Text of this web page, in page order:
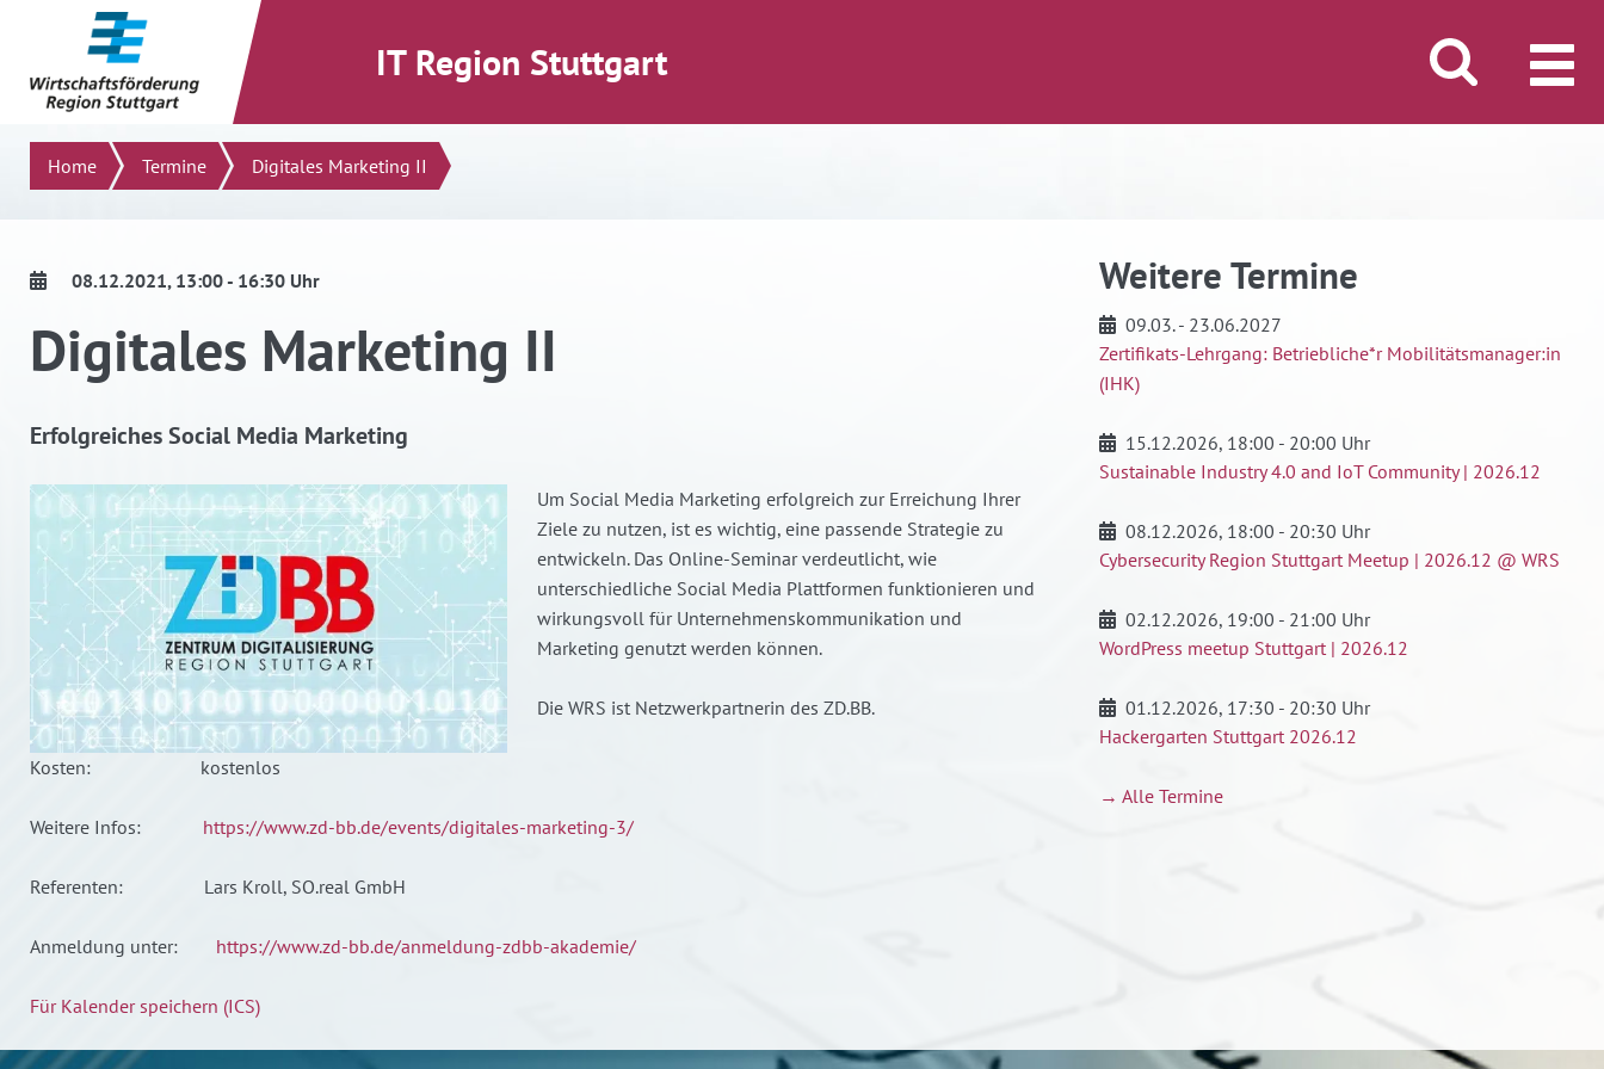
direkt zum Inhalt dieser Seite
direkt zum Menü springen
IT Region Stuttgart Suche öffnen/
Suchen
Home Termine Digitales Marketing II
08.12.2021, 13:00 - 16:30 Uhr
Digitales Marketing II
Erfolgreiches Social Media Marketing
Um Social Media Marketing erfolgreich zur Erreichung Ihrer
Ziele zu nutzen, ist es wichtig, eine passende Strategie zu
entwickeln. Das Online-Seminar verdeutlicht, wie
unterschiedliche Social Media Plattformen funktionieren und
wirkungsvoll für Unternehmenskommunikation und
Marketing genutzt werden können.
Die WRS ist Netzwerkpartnerin des ZD.BB.
Kosten: kostenlos
Weitere Infos: https://www.zd-bb.de/events/digitales-marketing-3/
Referenten: Lars Kroll, SO.real GmbH
Anmeldung unter: https://www.zd-bb.de/anmeldung-zdbb-akademie/
Für Kalender speichern (ICS)
Weitere Termine
09.03. - 23.06.2027
Zertifikats-Lehrgang: Betriebliche*r Mobilitätsmanager:in
(IHK)
15.12.2026, 18:00 - 20:00 Uhr
Sustainable Industry 4.0 and IoT Community | 2026.12
08.12.2026, 18:00 - 20:30 Uhr
Cybersecurity Region Stuttgart Meetup | 2026.12 @ WRS
02.12.2026, 19:00 - 21:00 Uhr
WordPress meetup Stuttgart | 2026.12
01.12.2026, 17:30 - 20:30 Uhr
Hackergarten Stuttgart 2026.12
→ Alle Termine